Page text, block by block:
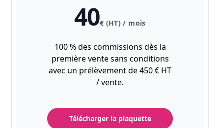
40€ (HT) / mois
100 % des commissions dès la
première vente sans conditions
avec un prélèvement de 450 € HT
/ vente.
Télécharger la plaquette